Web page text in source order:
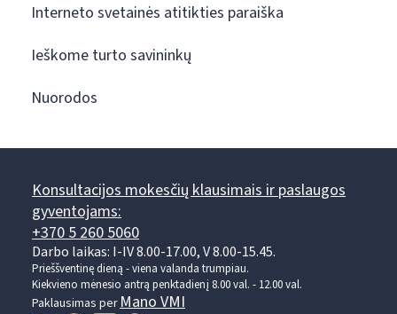
Interneto svetainės atitikties paraiška
Ieškome turto savininkų
Nuorodos
Konsultacijos mokesčių klausimais ir paslaugos
gyventojams:
+370 5 260 5060
Darbo laikas: I-IV 8.00-17.00, V 8.00-15.45.
Prieššventinę dieną - viena valanda trumpiau.
Kiekvieno mėnesio antrą penktadienį 8.00 val. - 12.00 val.
Paklausimas per Mano VMI